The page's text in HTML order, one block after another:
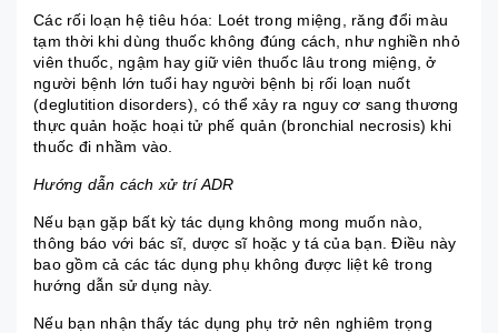
Các rối loạn hệ tiêu hóa: Loét trong miệng, răng đổi màu
tạm thời khi dùng thuốc không đúng cách, như nghiền nhỏ
viên thuốc, ngậm hay giữ viên thuốc lâu trong miệng, ở
người bệnh lớn tuổi hay người bệnh bị rối loạn nuốt
(deglutition disorders), có thể xảy ra nguy cơ sang thương
thực quản hoặc hoại tử phế quản (bronchial necrosis) khi
thuốc đi nhầm vào.
Hướng dẫn cách xử trí ADR
Nếu bạn gặp bất kỳ tác dụng không mong muốn nào,
thông báo với bác sĩ, dược sĩ hoặc y tá của bạn. Điều này
bao gồm cả các tác dụng phụ không được liệt kê trong
hướng dẫn sử dụng này.
Nếu bạn nhận thấy tác dụng phụ trở nên nghiêm trọng